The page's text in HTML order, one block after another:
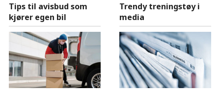
Tips til avisbud som
kjører egen bil
Trendy treningstøy i
media